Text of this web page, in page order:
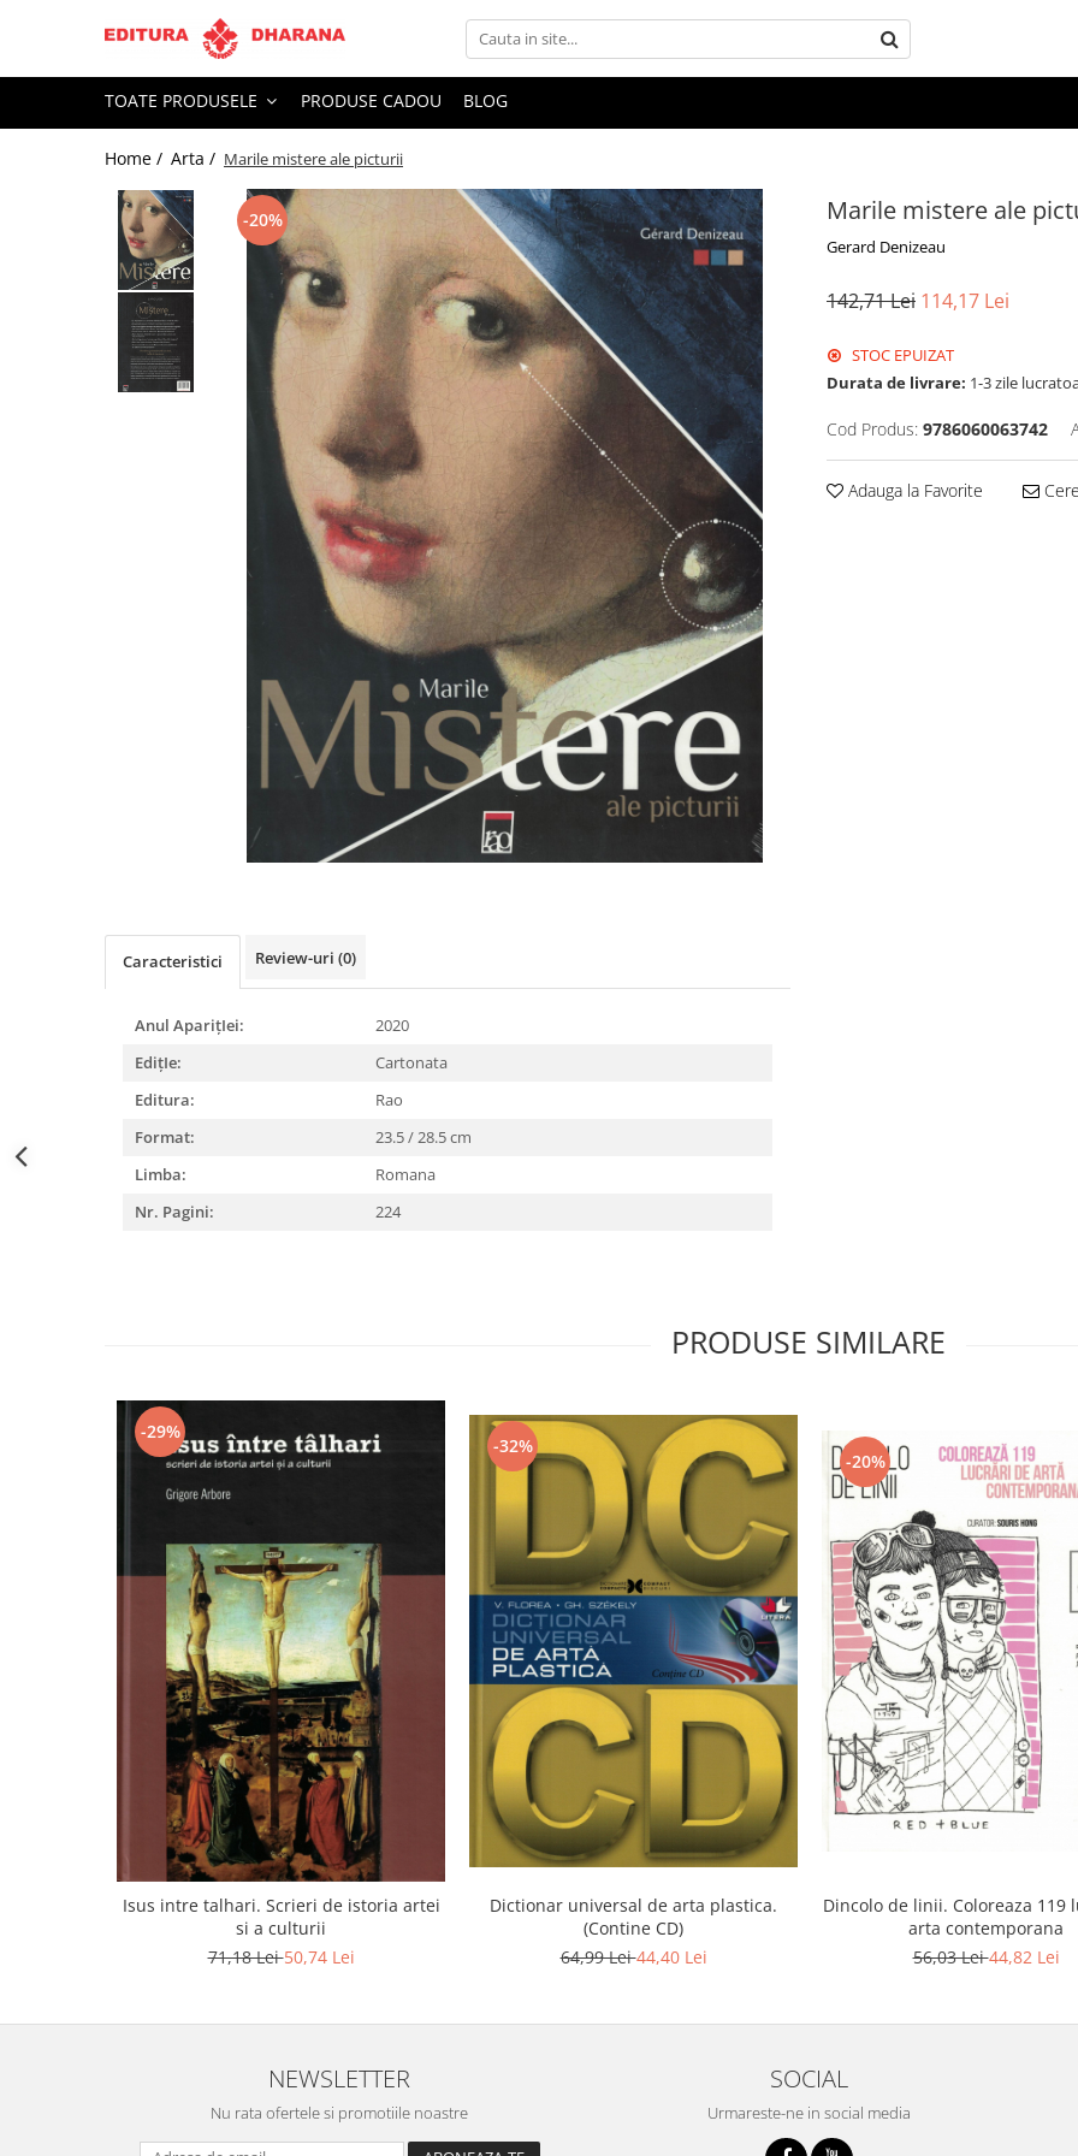
Toate Produsele
CARTI EDITURA DHARANA
OFERTE LA PACHET
Carti cu AUTOGRAF
Dezvoltare personala
TOATE PRODUSELE PRODUSE CADOU BLOG
Home / Arta / Marile mistere ale picturii
Marile mistere ale
Gerard Denizeau
-20%
142,71 Lei 114,17 Lei
STOC EPUIZAT
Durata de livrare: 1-3 zile
Cod Produs: 9786060063742
Adauga la Favorite
Caracteristici Review-uri (0)
Anul AparițIei:
2020
EdițIe:
Cartonata
Editura:
Rao
Format:
23.5 / 28.5 cm
Limba:
Romana
Nr. Pagini:
224
PRODUSE SIMILARE
-29%
Isus intre talhari. Scrieri de istoria artei
si a culturii
71,18 Lei50,74 Lei
-32%
Dictionar universal de arta plastica.
(Contine CD)
64,99 Lei44,40 Lei
-20%
Dincolo de linii. Coloreaza 119
arta contemporana
56,03 Lei44,82 Lei
NEWSLETTER
Nu rata ofertele si promotiile noastre
SOCIAL
Urmareste-ne in social media